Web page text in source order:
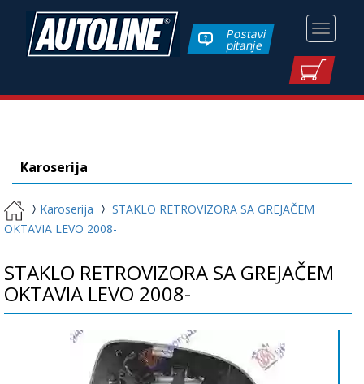
Toggle
Postavi
pitanje
Karoserija
Karoserija
STAKLO RETROVIZORA SA GREJAČEM
OKTAVIA LEVO 2008-
STAKLO RETROVIZORA SA GREJAČEM
OKTAVIA LEVO 2008-